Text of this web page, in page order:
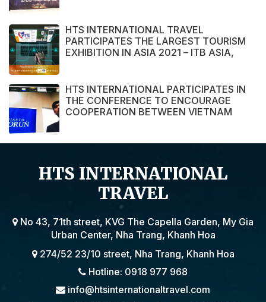
HTS INTERNATIONAL TRAVEL
PARTICIPATES THE LARGEST TOURISM
EXHIBITION IN ASIA 2021 – ITB ASIA,
HTS INTERNATIONAL PARTICIPATES IN
THE CONFERENCE TO ENCOURAGE
COOPERATION BETWEEN VIETNAM
POLAND
HTS INTERNATIONAL
TRAVEL
No 43, 71th street, KVG The Capella Garden, My Gia
Urban Center, Nha Trang, Khanh Hoa
274/52 23/10 street, Nha Trang, Khanh Hoa
Hotline: 0918 977 968
info@htsinternationaltravel.com